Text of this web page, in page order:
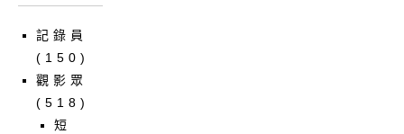
記錄員
(150)
觀影眾
(518)
短